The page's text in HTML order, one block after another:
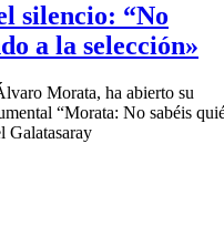
silencio: “No
a la selección»
Morata, ha abierto su
“Morata: No sabéis
Galatasaray